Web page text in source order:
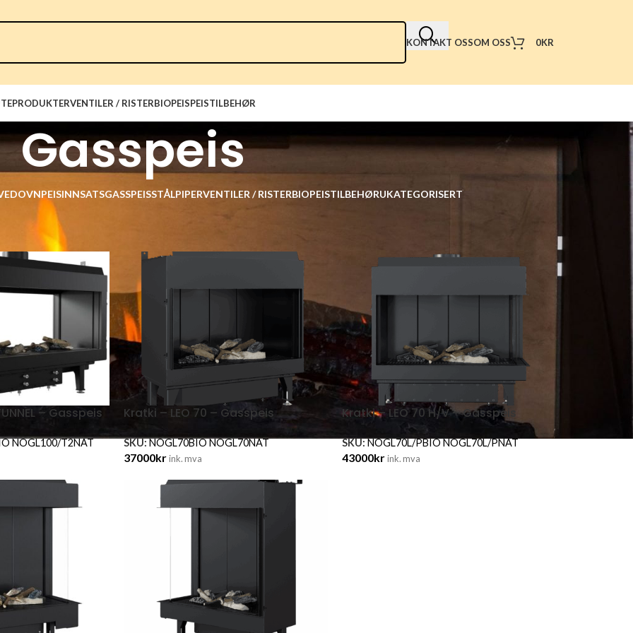
KONTAKT OSSOM OSS 0KR
VENTILER / RISTERBIOPEISPEISTILBEHØR
Gasspeis
PEISINNSATSGASSPEISSTÅLPIPERVENTILER / RISTERBIOPEISTILBEHØRUKATEGORISERT
Gasspeis
– Gasspeis
NOGL100/T2NAT
Kratki – LEO 70 – Gasspeis
SKU:NOGL70BIO NOGL70NAT
37000kr ink. mva
Kratki – LEO 70 H/V – Gasspeis
SKU:NOGL70L/PBIO NOGL70L/PNAT
43000kr ink. mva